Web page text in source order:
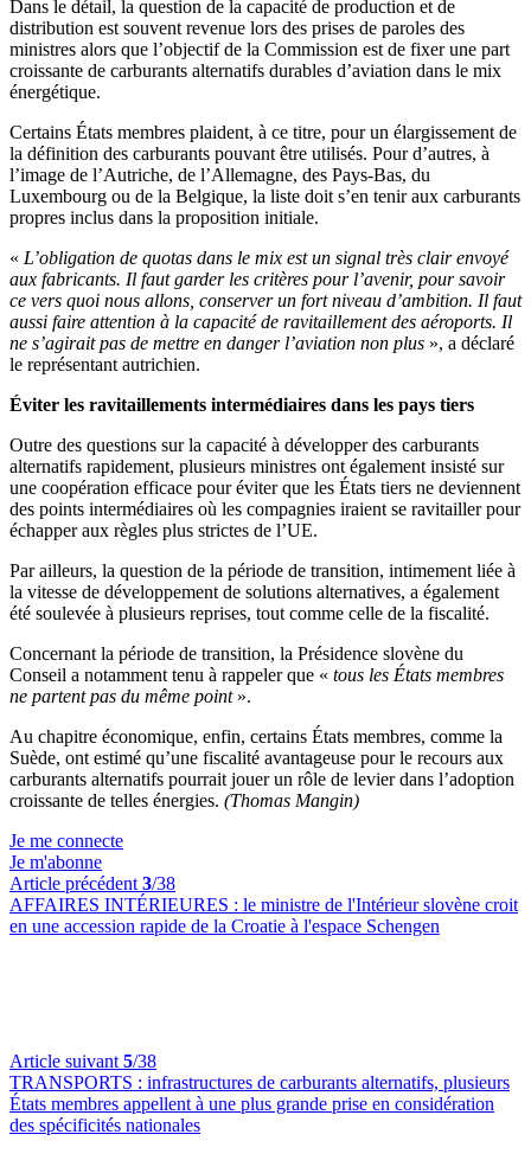
Dans le détail, la question de la capacité de production et de
distribution est souvent revenue lors des prises de paroles des
ministres alors que l’objectif de la Commission est de fixer une part
croissante de carburants alternatifs durables d’aviation dans le mix
énergétique.
Certains États membres plaident, à ce titre, pour un élargissement de
la définition des carburants pouvant être utilisés. Pour d’autres, à
l’image de l’Autriche, de l’Allemagne, des Pays-Bas, du
Luxembourg ou de la Belgique, la liste doit s’en tenir aux carburants
propres inclus dans la proposition initiale.
« L’obligation de quotas dans le mix est un signal très clair envoyé
aux fabricants. Il faut garder les critères pour l’avenir, pour savoir
ce vers quoi nous allons, conserver un fort niveau d’ambition. Il faut
aussi faire attention à la capacité de ravitaillement des aéroports. Il
ne s’agirait pas de mettre en danger l’aviation non plus », a déclaré
le représentant autrichien.
Éviter les ravitaillements intermédiaires dans les pays tiers
Outre des questions sur la capacité à développer des carburants
alternatifs rapidement, plusieurs ministres ont également insisté sur
une coopération efficace pour éviter que les États tiers ne deviennent
des points intermédiaires où les compagnies iraient se ravitailler pour
échapper aux règles plus strictes de l’UE.
Par ailleurs, la question de la période de transition, intimement liée à
la vitesse de développement de solutions alternatives, a également
été soulevée à plusieurs reprises, tout comme celle de la fiscalité.
Concernant la période de transition, la Présidence slovène du
Conseil a notamment tenu à rappeler que « tous les États membres
ne partent pas du même point ».
Au chapitre économique, enfin, certains États membres, comme la
Suède, ont estimé qu’une fiscalité avantageuse pour le recours aux
carburants alternatifs pourrait jouer un rôle de levier dans l’adoption
croissante de telles énergies. (Thomas Mangin)
Je me connecte
Je m'abonne
Article précédent 3/38
AFFAIRES INTÉRIEURES : le ministre de l'Intérieur slovène croit
en une accession rapide de la Croatie à l'espace Schengen
Article suivant 5/38
TRANSPORTS : infrastructures de carburants alternatifs, plusieurs
États membres appellent à une plus grande prise en considération
des spécificités nationales